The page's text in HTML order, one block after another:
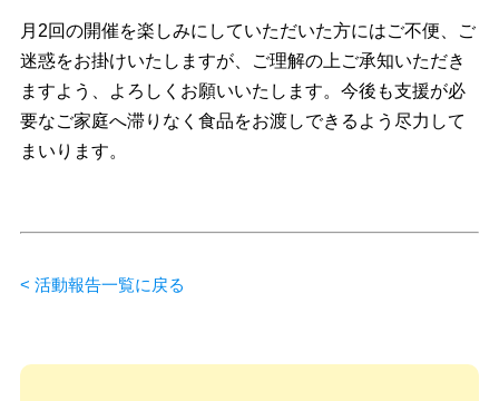
月2回の開催を楽しみにしていただいた方にはご不便、ご
迷惑をお掛けいたしますが、ご理解の上ご承知いただき
ますよう、よろしくお願いいたします。今後も支援が必
要なご家庭へ滞りなく食品をお渡しできるよう尽力して
まいります。
< 活動報告一覧に戻る